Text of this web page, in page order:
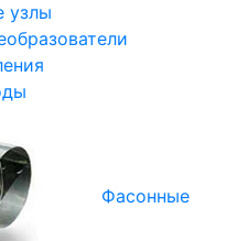
узлы
Фасонные